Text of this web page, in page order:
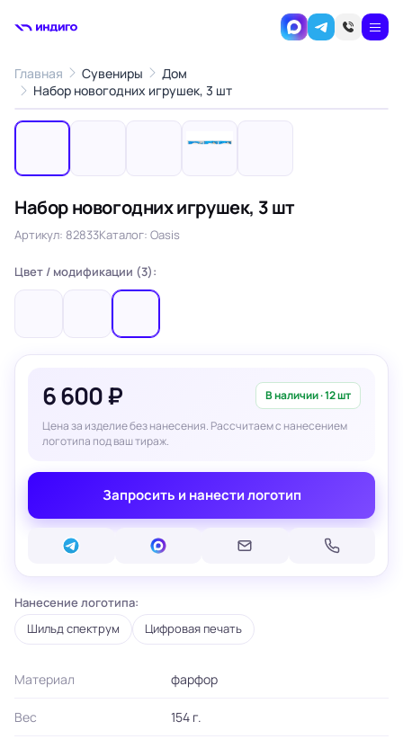
Главная Сувениры
Дом
Набор новогодних игрушек, 3 шт
‹ ›
Набор новогодних игрушек, 3 шт
Артикул: 82833Каталог: Oasis
Цвет / модификации (3):
6 600 ₽ В наличии · 12 шт
Цена за изделие без нанесения. Рассчитаем с нанесением
логотипа под ваш тираж.
Запросить и нанести логотип
Нанесение логотипа:
Шильд спектрум Цифровая печать
Материал фарфор
Вес 154 г.